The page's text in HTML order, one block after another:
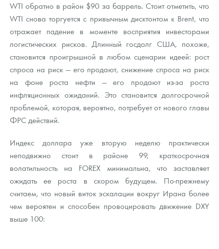
WTI обратно в район $90 за баррель. Стоит отметить, что
WTI снова торгуется с привычным дисктонтом к Brent, что
отражает падение в моменте восприятия инвесторами
логистических рисков. Длинный госдолг США, похоже,
становится проигрышной в любом сценарии идеей: рост
спроса на риск — его продают, снижение спроса на риск
на фоне роста нефти — его продают из-за роста
инфляционных ожиданий. Это становится долгосрочной
проблемой, которая, вероятно, потребует от нового главы
ФРС действий.
Индекс доллара уже вторую неделю практически
неподвижно стоит в районе 99, краткосрочная
волатильность на FOREX минимальна, что заставляет
ожидать ее роста в скором будущем. По-прежнему
считаем, что новый виток эскалации вокруг Ирана более
чем вероятен и способен провоцировать движение DXY
выше 100: